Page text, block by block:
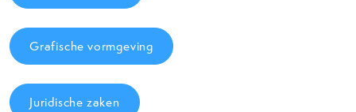
Grafische vormgeving
Juridische zaken